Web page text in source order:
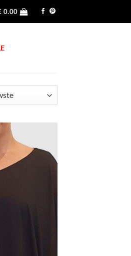
0.00
Toevoegen